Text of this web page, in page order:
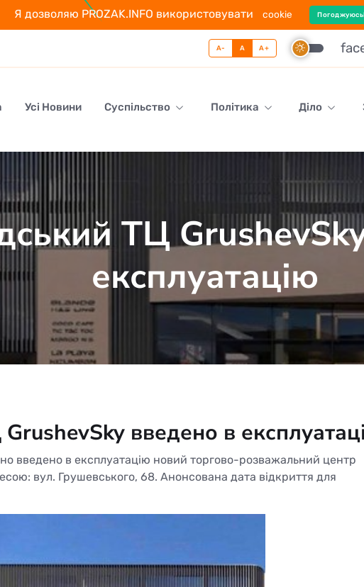
Я дозволяю PROZAK.INFO використовувати cookie
A- A A+
Усі Новини Суспільство Політика Діло
ТЦ
експлуатацію
введено в
введено в експлуатацію новий торгово-розважальний центр
вул. Грушевського, 68. Анонсована дата відкриття для